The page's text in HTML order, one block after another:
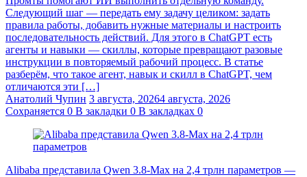
Следующий шаг — передать ему задачу целиком: задать
правила работы, добавить нужные материалы и настроить
последовательность действий. Для этого в ChatGPT есть
агенты и навыки — скиллы, которые превращают разовые
инструкции в повторяемый рабочий процесс. В статье
разберём, что такое агент, навык и скилл в ChatGPT, чем
отличаются эти […]
Анатолий Чупин 3 августа, 20264 августа, 2026
Сохраняется 0 В закладки 0 В закладках 0
Alibaba представила Qwen 3.8‑Max на 2,4 трлн параметров —